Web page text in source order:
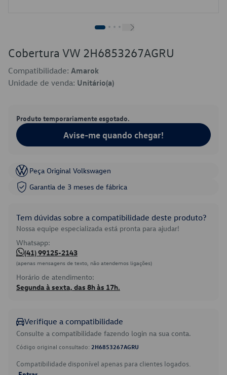
Cobertura VW 2H6853267AGRU
Compatibilidade: Amarok
Unidade de venda: Unitário(a)
Produto temporariamente esgotado.
Avise-me quando chegar!
Peça Original Volkswagen
Garantia de 3 meses de fábrica
Tem dúvidas sobre a compatibilidade deste produto?
Nossa equipe especializada está pronta para ajudar!
Whatsapp:
(41) 99125-2143
(apenas mensagens de texto, não atendemos ligações)
Horário de atendimento:
Segunda à sexta, das 8h às 17h.
Verifique a compatibilidade
Consulte a compatibilidade fazendo login na sua conta.
Código original consultado: 2H6853267AGRU
Compatibilidade disponível apenas para clientes logados.